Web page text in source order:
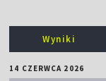
Wyniki
14 CZERWCA 2026